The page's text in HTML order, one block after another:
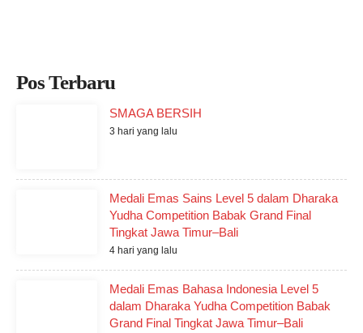
Pos Terbaru
SMAGA BERSIH
3 hari yang lalu
Medali Emas Sains Level 5 dalam Dharaka
Yudha Competition Babak Grand Final
Tingkat Jawa Timur–Bali
4 hari yang lalu
Medali Emas Bahasa Indonesia Level 5
dalam Dharaka Yudha Competition Babak
Grand Final Tingkat Jawa Timur–Bali